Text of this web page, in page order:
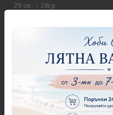
29.см. - 28гр.
Вакс пасти
Грунд, Основи, Релефни
Варак, Шлак метал, Фолио,